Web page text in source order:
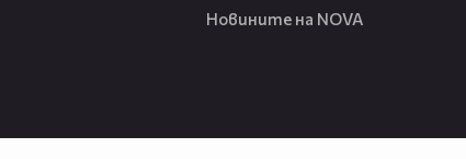
Новините на NOVA